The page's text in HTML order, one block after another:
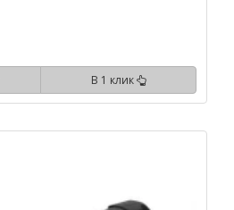
В 1 клик